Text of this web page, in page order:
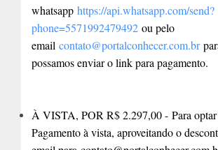
whatsapp https://api.whatsapp.com/send?
phone=5571992479492 ou pelo
email contato@portalconhecer.com.br
possamos enviar o link para pagamento.
À VISTA, POR R$ 2.297,00 - Para
Pagamento à vista, aproveitando o